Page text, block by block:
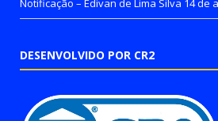
Notificação – Edivan de Lima Silva 14 de
DESENVOLVIDO POR CR2